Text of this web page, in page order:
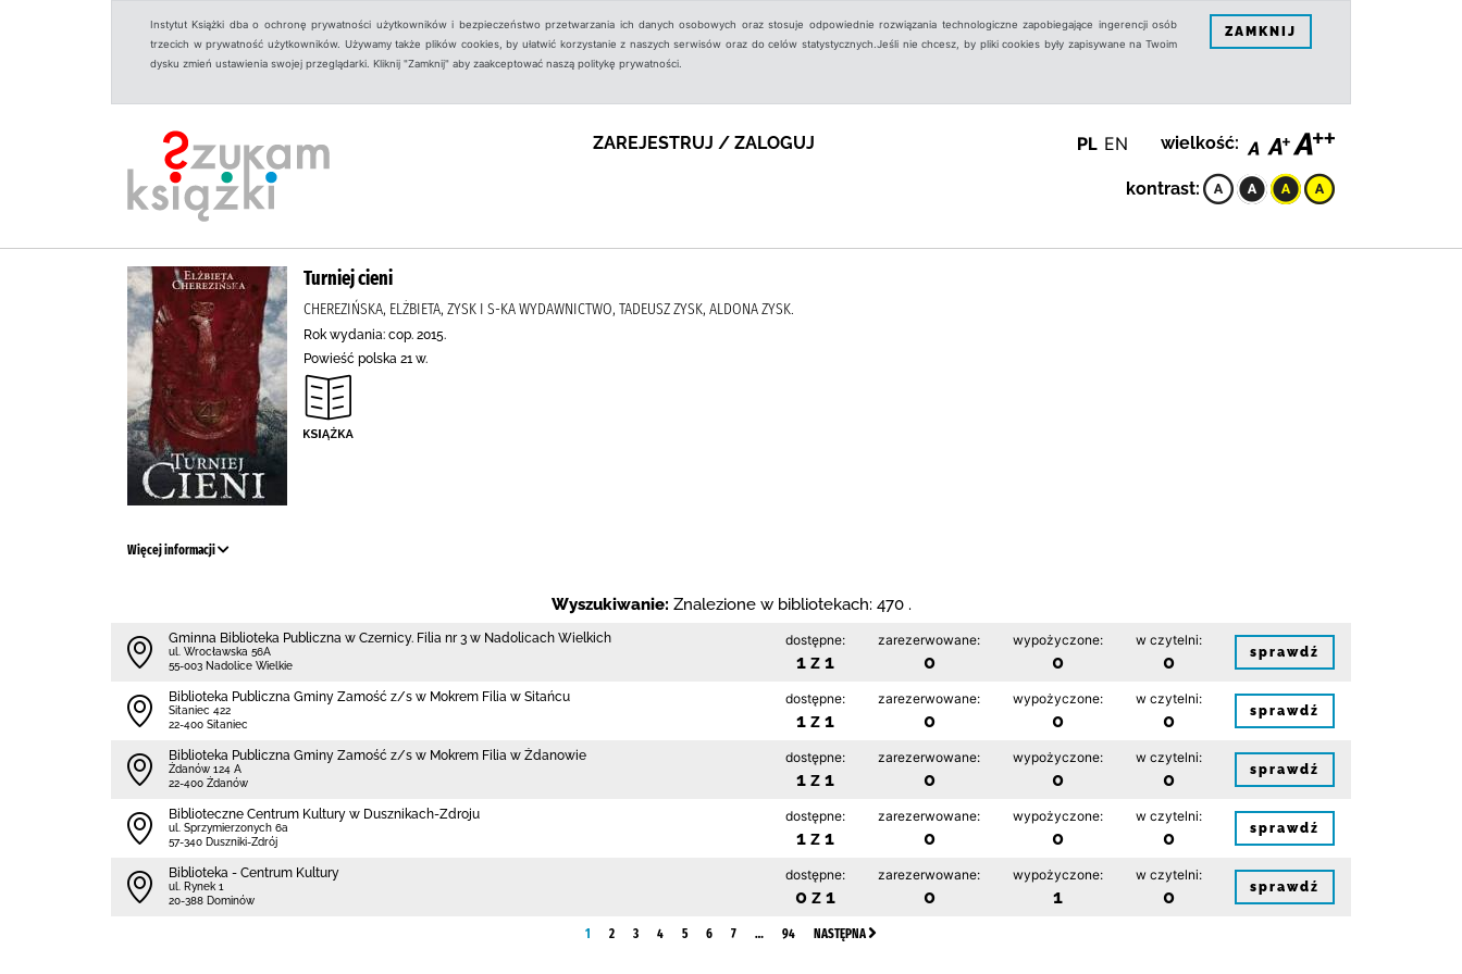
Instytut Książki dba o ochronę prywatności użytkowników i bezpieczeństwo przetwarzania ich danych osobowych oraz stosuje odpowiednie rozwiązania technologiczne zapobiegające ingerencji osób
trzecich w prywatność użytkowników. Używamy także plików cookies, by ułatwić korzystanie z naszych serwisów oraz do celów statystycznych.Jeśli nie chcesz, by pliki cookies były zapisywane na Twoim
dysku zmień ustawienia swojej przeglądarki. Kliknij "Zamknij" aby zaakceptować naszą politykę prywatności.
ZAMKNIJ
ZAREJESTRUJ / ZALOGUJ PL EN wielkość:
kontrast:
Turniej cieni
CHEREZIŃSKA, ELŻBIETA, ZYSK I S-KA WYDAWNICTWO, TADEUSZ ZYSK, ALDONA ZYSK.
Rok wydania: cop. 2015.
Powieść polska 21 w.
Więcej informacji
Wyszukiwanie: Znalezione w bibliotekach: 470 .
Gminna Biblioteka Publiczna w Czernicy. Filia nr 3 w Nadolicach Wielkich
ul. Wrocławska 56A
55-003 Nadolice Wielkie
dostępne:
1 z 1
zarezerwowane:
0
wypożyczone:
0
w czytelni:
0 sprawdź
Biblio­teka Publiczna Gminy Zamość z/s w Mokrem Filia w Sitańcu
Sitaniec 422
22-400 Sitaniec
dostępne:
1 z 1
zarezerwowane:
0
wypożyczone:
0
w czytelni:
0 sprawdź
Biblio­teka Publiczna Gminy Zamość z/s w Mokrem Filia w Żdanowie
Żdanów 124 A
22-400 Żdanów
dostępne:
1 z 1
zarezerwowane:
0
wypożyczone:
0
w czytelni:
0 sprawdź
Biblioteczne Centrum Kultury w Dusznikach-Zdroju
ul. Sprzymierzonych 6a
57-340 Duszniki-Zdrój
dostępne:
1 z 1
zarezerwowane:
0
wypożyczone:
0
w czytelni:
0 sprawdź
Biblioteka - Centrum Kultury
ul. Rynek 1
20-388 Dominów
dostępne:
0 z 1
zarezerwowane:
0
wypożyczone:
1
w czytelni:
0 sprawdź
1 2 3 4 5 6 7 … 94 NASTĘPNA